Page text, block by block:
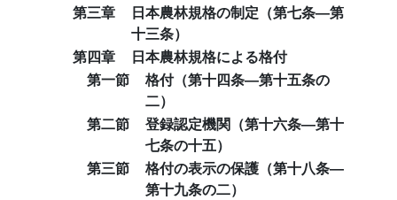
第三章
日本農林規格の制定（第七条―第
十三条）
第四章
日本農林規格による格付
第一節
格付（第十四条―第十五条の
二）
第二節
登録認定機関（第十六条―第十
七条の十五）
第三節
格付の表示の保護（第十八条―
第十九条の二）